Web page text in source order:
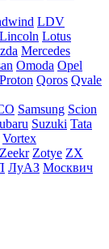
LDV
Lincoln Lotus
Mercedes
Omoda Opel
Proton Qoros Qvale
Samsung Scion
Suzuki Tata
Vortex
Zeekr Zotye ZX
ЛуАЗ Москвич